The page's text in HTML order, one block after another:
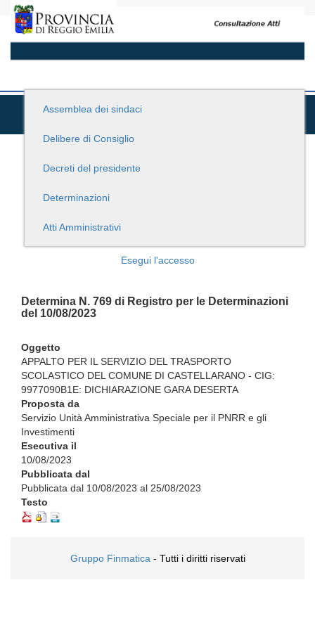
Assemblea dei sindaci
Delibere di Consiglio
Decreti del presidente
Determinazioni
Atti Amministrativi
Esegui l'accesso
Determina N. 769 di Registro per le Determinazioni
del 10/08/2023
Oggetto
APPALTO PER IL SERVIZIO DEL TRASPORTO
SCOLASTICO DEL COMUNE DI CASTELLARANO - CIG:
9977090B1E: DICHIARAZIONE GARA DESERTA
Proposta da
Servizio Unità Amministrativa Speciale per il PNRR e gli
Investimenti
Esecutiva il
10/08/2023
Pubblicata dal
Pubblicata dal 10/08/2023 al 25/08/2023
Testo
Gruppo Finmatica - Tutti i diritti riservati